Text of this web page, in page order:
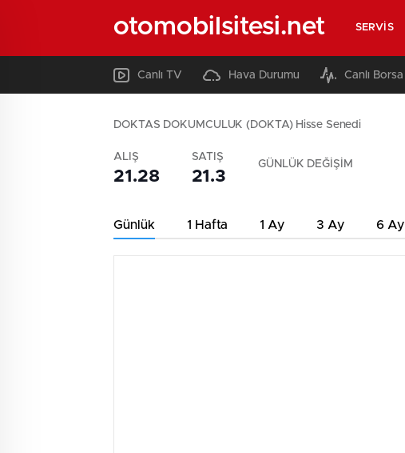
otomobilsitesi.net SERVIS
Canlı TV Hava Durumu Canlı Borsa
DOKTAS DOKUMCULUK (DOKTA) Hisse Senedi
ALIŞ
21.28
SATIŞ
21.3
GÜNLÜK DEĞİŞİM
Günlük 1 Hafta 1 Ay 3 Ay 6 Ay